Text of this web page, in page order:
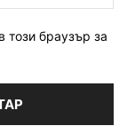
този браузър за